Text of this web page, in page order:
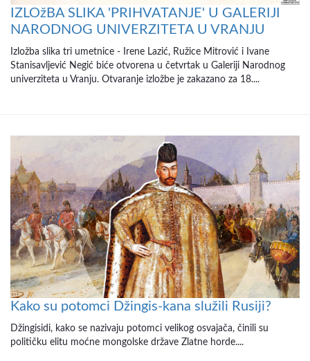
IZLOžBA SLIKA 'PRIHVATANJE' U GALERIJI
NARODNOG UNIVERZITETA U VRANJU
Izložba slika tri umetnice - Irene Lazić, Ružice Mitrović i Ivane
Stanisavljević Negić biće otvorena u četvrtak u Galeriji Narodnog
univerziteta u Vranju. Otvaranje izložbe je zakazano za 18....
Kako su potomci Džingis-kana služili Rusiji?
Džingisidi, kako se nazivaju potomci velikog osvajača, činili su
političku elitu moćne mongolske države Zlatne horde....